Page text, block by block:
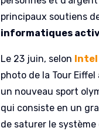
principaux soutiens
informatiques
Le 23 juin, selon Intel
photo de la Tour
un nouveau sport
qui consiste en un
de saturer le